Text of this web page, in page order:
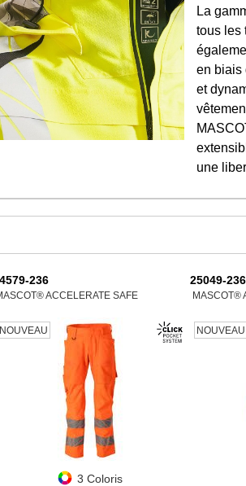
La
tous les
en biais
et
une
236
ACCELERATE SAFE
NOUVEAU
3 Coloris
25049-236
MASCOT®
NOUVEAU